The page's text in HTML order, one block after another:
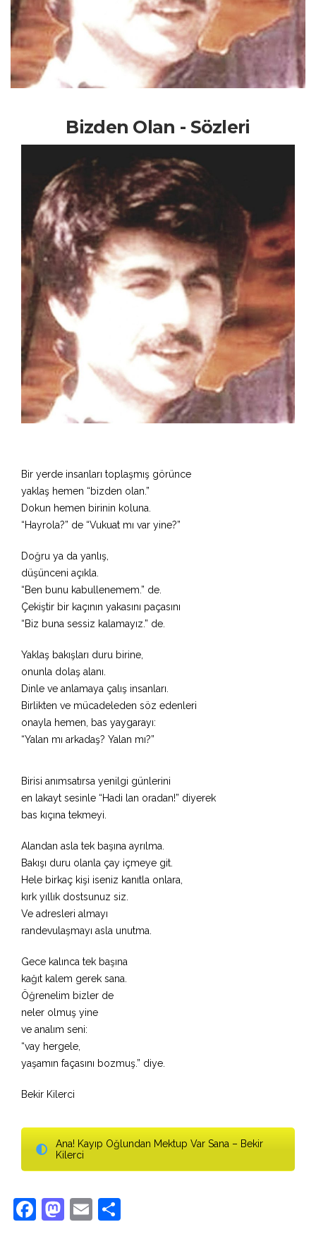
Bizden Olan - Sözleri
Bir yerde insanları toplaşmış görünce
yaklaş hemen “bizden olan.”
Dokun hemen birinin koluna.
“Hayrola?” de “Vukuat mı var yine?”
Doğru ya da yanlış,
düşünceni açıkla.
“Ben bunu kabullenemem.” de.
Çekiştir bir kaçının yakasını paçasını
“Biz buna sessiz kalamayız.” de.
Yaklaş bakışları duru birine,
onunla dolaş alanı.
Dinle ve anlamaya çalış insanları.
Birlikten ve mücadeleden söz edenleri
onayla hemen, bas yaygarayı:
“Yalan mı arkadaş? Yalan mı?”
Birisi anımsatırsa yenilgi günlerini
en lakayt sesinle “Hadi lan oradan!” diyerek
bas kıçına tekmeyi.
Alandan asla tek başına ayrılma.
Bakışı duru olanla çay içmeye git.
Hele birkaç kişi iseniz kanıtla onlara,
kırk yıllık dostsunuz siz.
Ve adresleri almayı
randevulaşmayı asla unutma.
Gece kalınca tek başına
kağıt kalem gerek sana.
Öğrenelim bizler de
neler olmuş yine
ve analım seni:
“vay hergele,
yaşamın façasını bozmuş.” diye.
Bekir Kilerci
Ana! Kayıp Oğlundan Mektup Var Sana – Bekir
Kilerci
Facebook
Mastodon
Email